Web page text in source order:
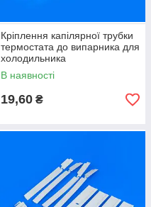
Кріплення капілярної трубки
термостата до випарника для
холодильника
В наявності
19,60 ₴